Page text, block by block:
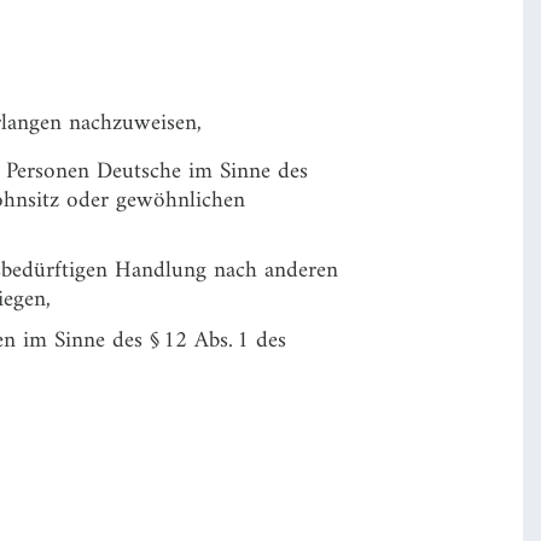
nachzuweisen,
Deutsche im Sinne des
oder gewöhnlichen
Handlung nach anderen
im Sinne des § 12 Abs. 1 des